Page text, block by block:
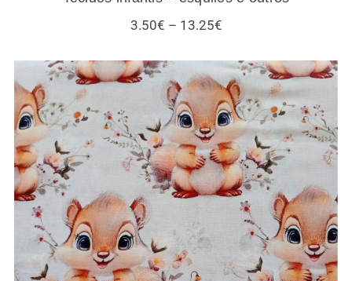
3.50€ – 13.25€Price
through
13.25€
Tecidos esquilos